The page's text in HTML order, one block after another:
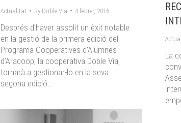
Actualitat By Doble Via 4 febrer, 2016
Després d’haver assolit un èxit notable
en la gestió de la primera edició del
Programa Cooperatives d’Alumnes
d’Aracoop, la cooperativa Doble Via,
tornarà a gestionar-lo en la seva
segona edició…
La